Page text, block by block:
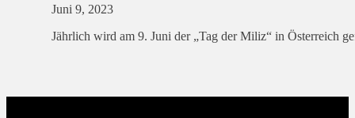
Juni 9, 2023
Jährlich wird am 9. Juni der „Tag der Miliz“ in Österreich